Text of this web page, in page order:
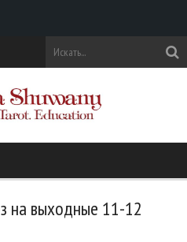
на выходные 11-12